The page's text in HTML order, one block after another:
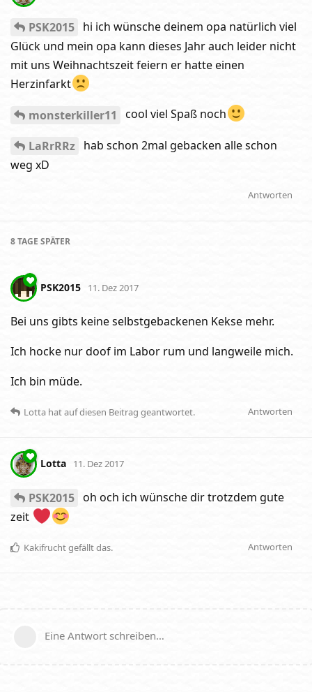
PSK2015 hi ich wünsche deinem opa natürlich viel
Glück und mein opa kann dieses Jahr auch leider nicht
mit uns Weihnachtszeit feiern er hatte einen
Herzinfarkt
monsterkiller11 cool viel Spaß noch
LaRrRRz hab schon 2mal gebacken alle schon
weg xD
Antworten
8 TAGE SPÄTER
PSK2015 11. Dez 2017
Bei uns gibts keine selbstgebackenen Kekse mehr.
Ich hocke nur doof im Labor rum und langweile mich.
Ich bin müde.
Antworten
Lotta hatauf diesen Beitrag geantwortet.
Lotta 11. Dez 2017
PSK2015 oh och ich wünsche dir trotzdem gute
zeit
Antworten
Kakifruchtgefällt das.
Eine Antwort schreiben…